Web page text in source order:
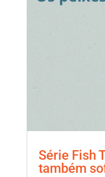
Série Fish
também